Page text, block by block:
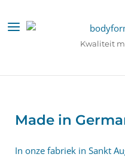
naar
Kwaliteit
Menu
Made in
In onze fabriek in Sankt